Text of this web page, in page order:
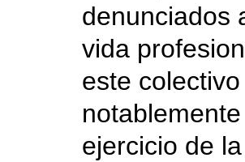
denunciados
vida
este
ejercicio de